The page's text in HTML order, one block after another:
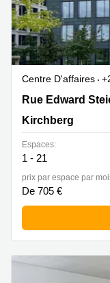
Centre D'affaires
2 Rue Edward
l‘immeuble
Rue Edward
Kirchberg
Espaces:
1 - 21
prix par espace par
De 705 €